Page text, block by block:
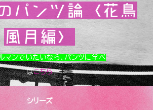
パンツ論〈花鳥
風月編〉
マンでいたいなら、パンツに学べ
はこちら
シリーズ